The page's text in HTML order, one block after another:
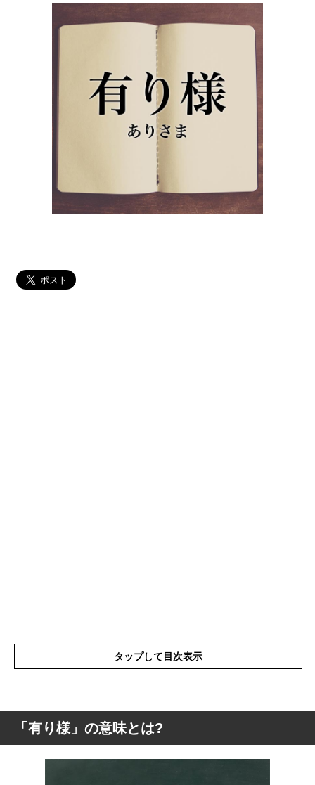
タップして目次表示
「有り様」の意味とは?
「有り様」の意味とは?